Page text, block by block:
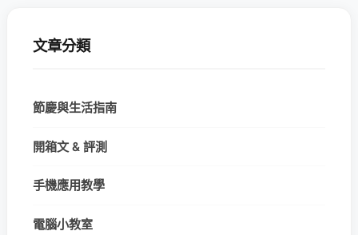
文章分類
節慶與生活指南
開箱文 & 評測
手機應用教學
電腦小教室